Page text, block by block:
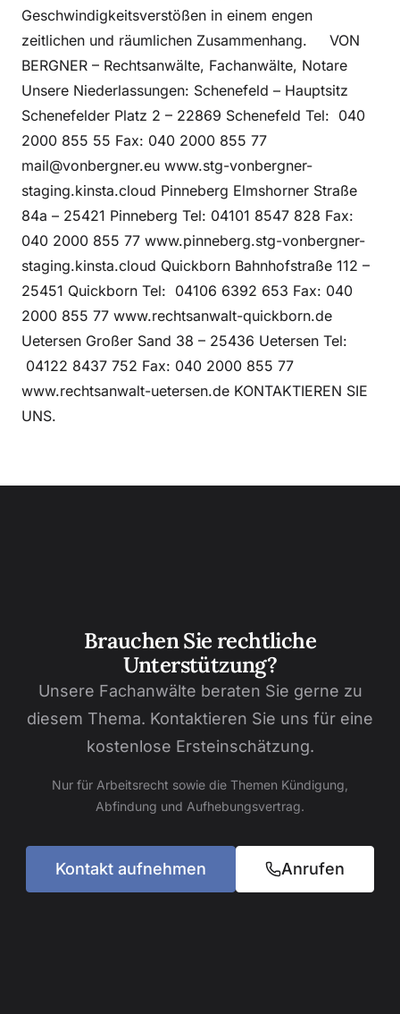
Geschwindigkeitsverstößen in einem engen
zeitlichen und räumlichen Zusammenhang. VON
BERGNER – Rechtsanwälte, Fachanwälte, Notare
Unsere Niederlassungen: Schenefeld – Hauptsitz
Schenefelder Platz 2 – 22869 Schenefeld Tel: 040
2000 855 55 Fax: 040 2000 855 77
mail@vonbergner.eu www.stg-vonbergner-
staging.kinsta.cloud Pinneberg Elmshorner Straße
84a – 25421 Pinneberg Tel: 04101 8547 828 Fax:
040 2000 855 77 www.pinneberg.stg-vonbergner-
staging.kinsta.cloud Quickborn Bahnhofstraße 112 –
25451 Quickborn Tel: 04106 6392 653 Fax: 040
2000 855 77 www.rechtsanwalt-quickborn.de
Uetersen Großer Sand 38 – 25436 Uetersen Tel:
04122 8437 752 Fax: 040 2000 855 77
www.rechtsanwalt-uetersen.de KONTAKTIEREN SIE
UNS.
Brauchen Sie rechtliche
Unterstützung?
Unsere Fachanwälte beraten Sie gerne zu
diesem Thema. Kontaktieren Sie uns für eine
kostenlose Ersteinschätzung.
Nur für Arbeitsrecht sowie die Themen Kündigung,
Abfindung und Aufhebungsvertrag.
Kontakt aufnehmen Anrufen